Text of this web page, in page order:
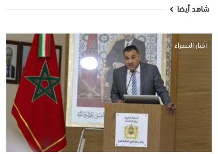
شاهد أيضا
أخبار الصحراء